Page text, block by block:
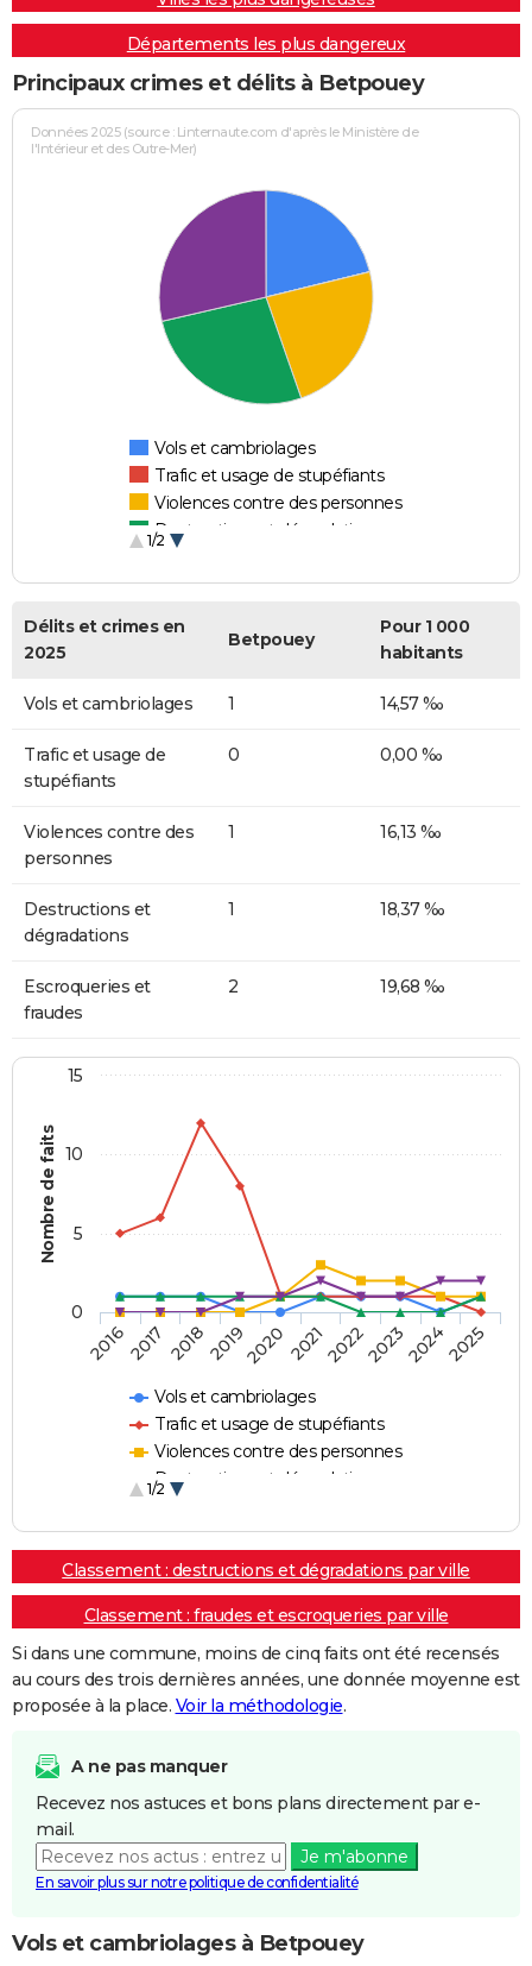
Départements les plus dangereux
Principaux crimes et délits à Betpouey
Données 2025 (source : Linternaute.com d'après le Ministère de
l'Intérieur et des Outre-Mer)
Vols et cambriolages
Trafic et usage de stupéfiants
Violences contre des personnes
Destructions et dégradations
1/2
Délits et crimes en
2025
Betpouey
Pour 1 000
habitants
Vols et cambriolages 1 14,57 ‰
Trafic et usage de
stupéfiants
0 0,00 ‰
Violences contre des
personnes
1 16,13 ‰
Destructions et
dégradations
1 18,37 ‰
Escroqueries et
fraudes
2 19,68 ‰
Nombre de faits
Vols et cambriolages
Trafic et usage de stupéfiants
Violences contre des personnes
Destructions et dégradations
1/2
20162017 20182019202020212022202320242025
0
5
10
15
Classement : destructions et dégradations par ville
Classement : fraudes et escroqueries par ville
Si dans une commune, moins de cinq faits ont été recensés
au cours des trois dernières années, une donnée moyenne est
proposée à la place. Voir la méthodologie.
A ne pas manquer
Recevez nos astuces et bons plans directement par e-
mail.
Je m'abonne
En savoir plus sur notre politique de confidentialité
Vols et cambriolages à Betpouey